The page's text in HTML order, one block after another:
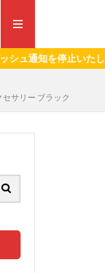
停止いたします。）
サリー ブラック